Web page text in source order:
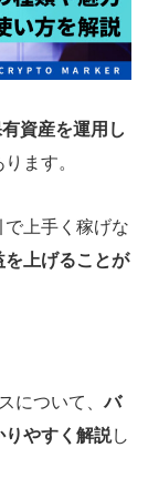
資産を運用し
ます。
上手く稼げな
を上げることが
について、バ
りやすく解説し